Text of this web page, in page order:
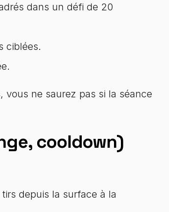
dans un défi de 20
ciblées.
vous ne saurez pas si la séance
cooldown)
depuis la surface à la